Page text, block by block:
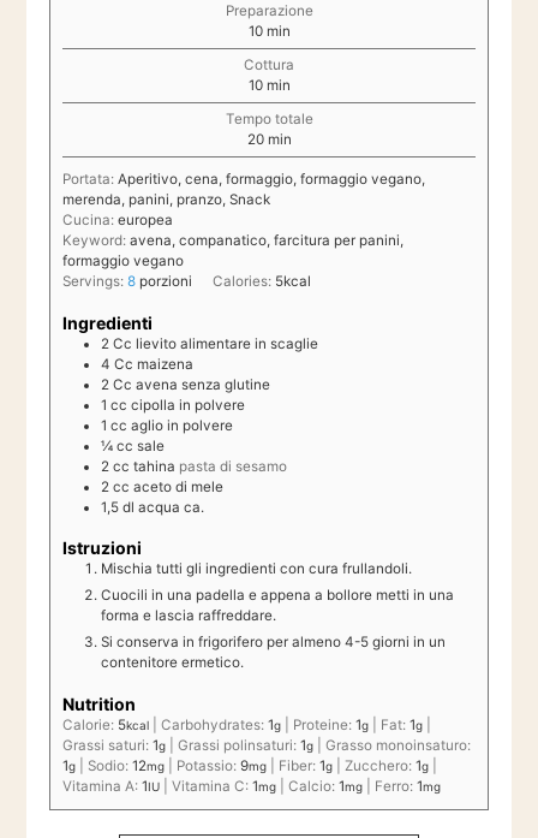
Preparazione
10minuti
min
Cottura
10minuti
min
Tempo totale
20minuti
min
Portata: Aperitivo, cena, formaggio, formaggio vegano,
merenda, panini, pranzo, Snack
Cucina: europea
Keyword: avena, companatico, farcitura per panini,
formaggio vegano
Servings: 8 porzioni Calories: 5kcal
Ingredienti
2 Cc lievito alimentare in scaglie
4 Cc maizena
2 Cc avena senza glutine
1 cc cipolla in polvere
1 cc aglio in polvere
¼ cc sale
2 cc tahina pasta di sesamo
2 cc aceto di mele
1,5 dl acqua ca.
Istruzioni
Mischia tutti gli ingredienti con cura frullandoli.
Cuocili in una padella e appena a bollore metti in una
forma e lascia raffreddare.
Si conserva in frigorifero per almeno 4-5 giorni in un
contenitore ermetico.
Nutrition
Calorie: 5kcal| Carbohydrates: 1g| Proteine: 1g| Fat: 1g|
Grassi saturi: 1g| Grassi polinsaturi: 1g| Grasso monoinsaturo:
1g| Sodio: 12mg| Potassio: 9mg| Fiber: 1g| Zucchero: 1g|
Vitamina A: 1IU| Vitamina C: 1mg| Calcio: 1mg| Ferro: 1mg